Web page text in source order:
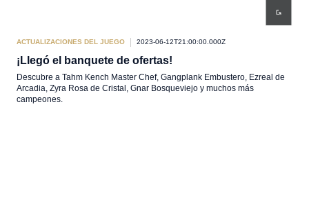
ACTUALIZACIONES DEL JUEGO 2023-06-12T21:00:00.000Z
¡Llegó el banquete de ofertas!
Descubre a Tahm Kench Master Chef, Gangplank Embustero, Ezreal de
Arcadia, Zyra Rosa de Cristal, Gnar Bosqueviejo y muchos más
campeones.